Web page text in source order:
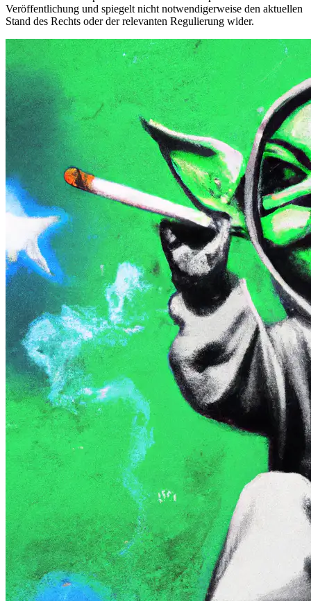
Veröffentlichung und spiegelt nicht notwendigerweise den aktuellen
Stand des Rechts oder der relevanten Regulierung wider.